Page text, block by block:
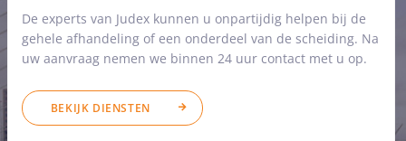
De experts van Judex kunnen u onpartijdig helpen bij de
gehele afhandeling of een onderdeel van de scheiding. Na
uw aanvraag nemen we binnen 24 uur contact met u op.
BEKIJK DIENSTEN